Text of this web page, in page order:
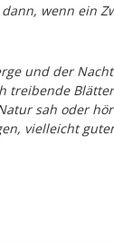
wenn ein
und der
treibende
sah oder
vielleicht